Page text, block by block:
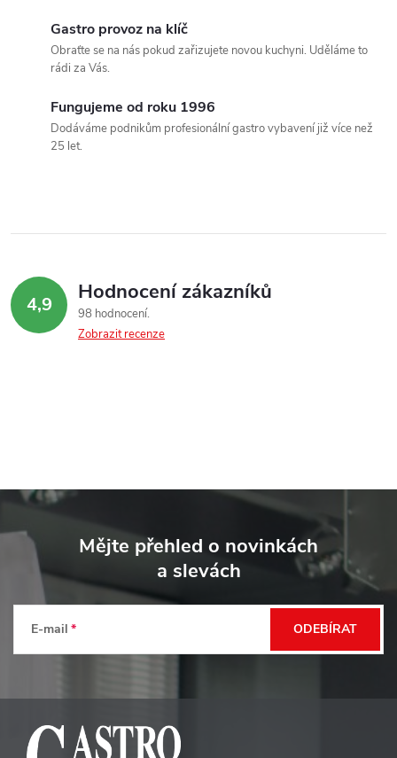
Gastro provoz na klíč
Obraťte se na nás pokud zařizujete novou kuchyni. Uděláme to
rádi za Vás.
Fungujeme od roku 1996
Dodáváme podnikům profesionální gastro vybavení již více než
25 let.
4,9 Hodnocení zákazníků
98 hodnocení
Zobrazit recenze
á
Mějte přehled o novinkách
a slevách
E-mail ODEBÍRAT